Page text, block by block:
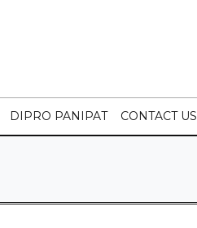
DIPRO PANIPAT CONTACT US